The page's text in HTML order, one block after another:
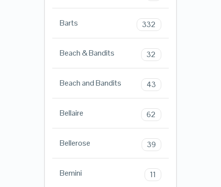
Barts 332
Beach & Bandits 32
Beach and Bandits 43
Bellaire 62
Bellerose 39
Bemini 11